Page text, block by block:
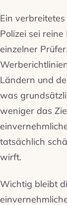
Ein
Polizei sei
einzelner
Ländern und
was
weniger das
tatsächlich
wirft.
Wichtig bleibt